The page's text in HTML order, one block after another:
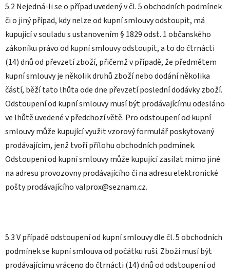
5.2 Nejedná-li se o případ uvedený v čl. 5 obchodních podmínek
či o jiný případ, kdy nelze od kupní smlouvy odstoupit, má
kupující v souladu s ustanovením § 1829 odst. 1 občanského
zákoníku právo od kupní smlouvy odstoupit, a to do čtrnácti
(14) dnů od převzetí zboží, přičemž v případě, že předmětem
kupní smlouvy je několik druhů zboží nebo dodání několika
částí, běží tato lhůta ode dne převzetí poslední dodávky zboží.
Odstoupení od kupní smlouvy musí být prodávajícímu odesláno
ve lhůtě uvedené v předchozí větě. Pro odstoupení od kupní
smlouvy může kupující využit vzorový formulář poskytovaný
prodávajícím, jenž tvoří přílohu obchodních podmínek.
Odstoupení od kupní smlouvy může kupující zasílat mimo jiné
na adresu provozovny prodávajícího či na adresu elektronické
pošty prodávajícího valprox@seznam.cz.
5.3 V případě odstoupení od kupní smlouvy dle čl. 5 obchodních
podmínek se kupní smlouva od počátku ruší. Zboží musí být
prodávajícímu vráceno do čtrnácti (14) dnů od odstoupení od